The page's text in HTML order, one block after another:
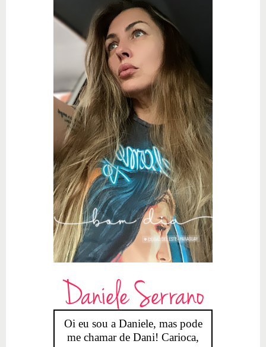
Daniele Serrano
Oi eu sou a Daniele, mas pode
me chamar de Dani! Carioca,